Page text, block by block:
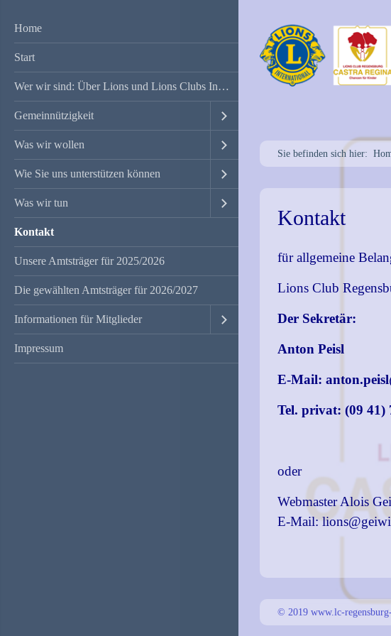
Home
Start
Wer wir sind: Über Lions und Lions Clubs International
Gemeinnützigkeit
Was wir wollen
Wie Sie uns unterstützen können
Was wir tun
Kontakt
Unsere Amtsträger für 2025/2026
Die gewählten Amtsträger für 2026/2027
Informationen für Mitglieder
Impressum
Sie befinden sich hier:
Kontakt
für allgemeine
Lions Club
Der Sekretär:
Anton Peisl
E-Mail:
Tel. privat: (09 41)
oder
Webmaster Alois
E-Mail:
© 2019 www.lc-